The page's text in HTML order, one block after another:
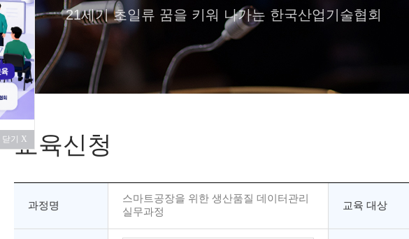
21세기 초일류 꿈을 키워 나가는 한국산업기술협회
교육신청
과정명
스마트공장을 위한 생산품질 데이터관리
실무과정
교육 대상
닫기 X